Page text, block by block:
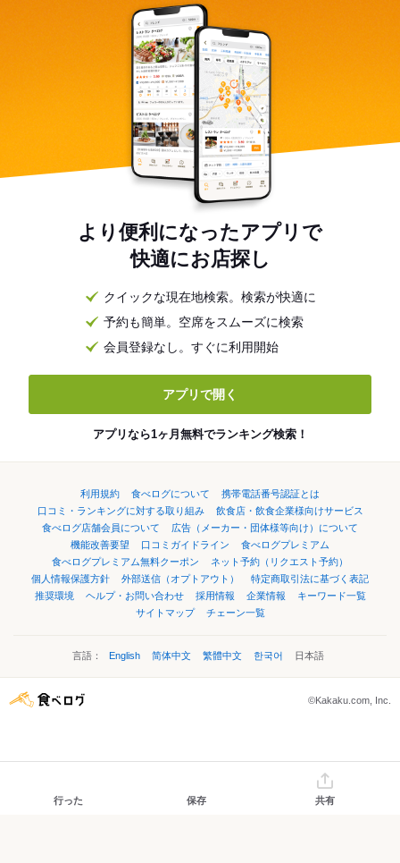
より便利になったアプリで
快適にお店探し
クイックな現在地検索。検索が快適に
予約も簡単。空席をスムーズに検索
会員登録なし。すぐに利用開始
アプリで開く
アプリなら1ヶ月無料でランキング検索！
利用規約 食べログについて
携帯電話番号認証とは
口コミ・ランキングに対する取り組み
飲食店・飲食企業様向けサービス
食べログ店舗会員について
広告（メーカー・団体様等向け）について
機能改善要望
口コミガイドライン
食べログプレミアム
食べログプレミアム無料クーポン
ネット予約（リクエスト予約）
個人情報保護方針
外部送信（オプトアウト）
特定商取引法に基づく表記
推奨環境
ヘルプ・お問い合わせ 採用情報 企業情報
キーワード一覧
サイトマップ
チェーン一覧
言語： English 简体中文 繁體中文 한국어 日本語
©Kakaku.com, Inc.
行った 保存 共有